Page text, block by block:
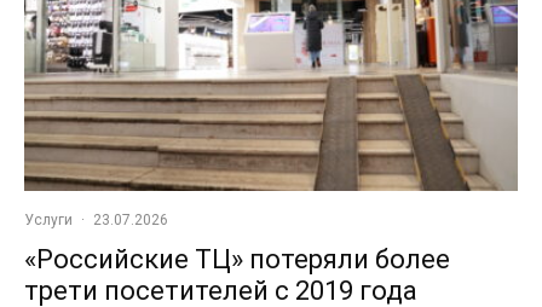
Услуги · 23.07.2026
«Российские ТЦ» потеряли более
трети посетителей с 2019 года